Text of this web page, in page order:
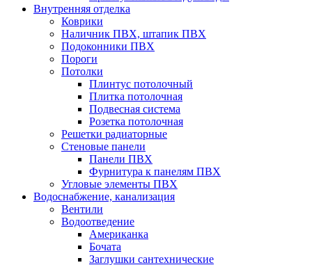
Внутренняя отделка
Коврики
Наличник ПВХ, штапик ПВХ
Подоконники ПВХ
Пороги
Потолки
Плинтус потолочный
Плитка потолочная
Подвесная система
Розетка потолочная
Решетки радиаторные
Стеновые панели
Панели ПВХ
Фурнитура к панелям ПВХ
Угловые элементы ПВХ
Водоснабжение, канализация
Вентили
Водоотведение
Американка
Бочата
Заглушки сантехнические